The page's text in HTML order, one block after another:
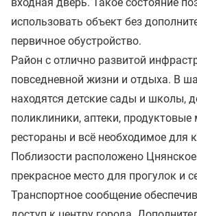
использовать объект без
первичное обустройство.
Район с отлично развитой
повседневной жизни и отдыха. В
находятся детские сады и школы,
поликлиники, аптеки,
рестораны и всё необходимое для
Поблизости расположено
прекрасное место для прогулок и
Транспортное сообщение